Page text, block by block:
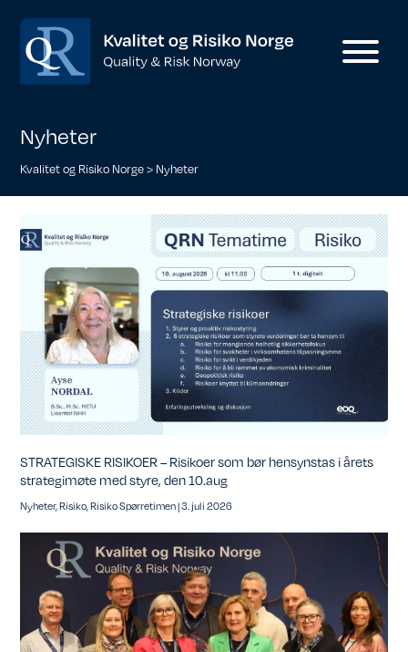
Nyheter
Kvalitet og Risiko Norge> Nyheter
STRATEGISKE RISIKOER – Risikoer som bør hensynstas i årets
strategimøte med styre, den 10.aug
Nyheter,Risiko,Risiko Spørretimen|3. juli 2026